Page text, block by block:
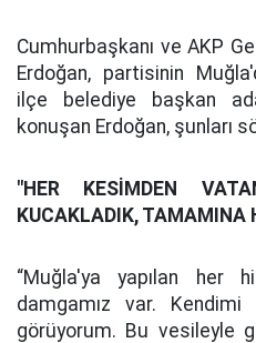
Cumhurbaşkanı ve AKP
Erdoğan, partisinin
ilçe belediye başkan
konuşan Erdoğan, şunları
"HER KESİMDEN
KUCAKLADIK, TAMAMINA
“Muğla'ya yapılan her
damgamız var.
görüyorum. Bu vesileyle